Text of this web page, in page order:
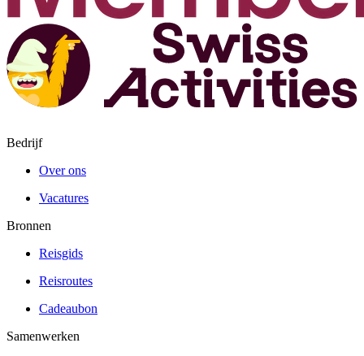
Bedrijf
Over ons
Vacatures
Bronnen
Reisgids
Reisroutes
Cadeaubon
Samenwerken